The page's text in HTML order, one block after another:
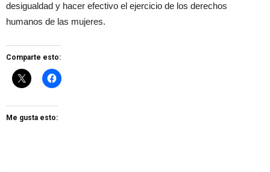
desigualdad y hacer efectivo el ejercicio de los derechos
humanos de las mujeres.
Comparte esto:
Me gusta esto: